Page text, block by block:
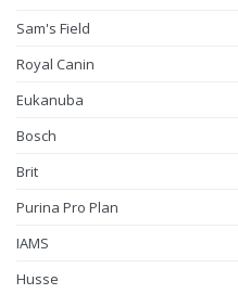
Sam's Field
Royal Canin
Eukanuba
Bosch
Brit
Purina Pro Plan
IAMS
Husse